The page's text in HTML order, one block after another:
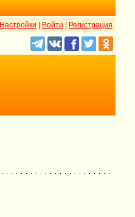
Настройки Войти Регистрация